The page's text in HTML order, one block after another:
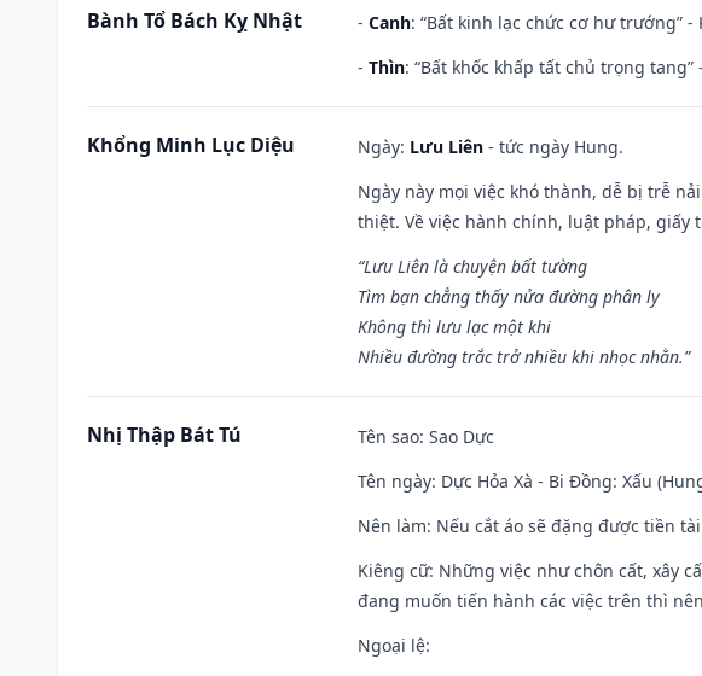
Bành Tổ Bách Kỵ Nhật - Canh: “Bất kinh lạc chức cơ hư trướng”
- Thìn: “Bất khốc khấp tất chủ trọng
Khổng Minh Lục Diệu Ngày: Lưu Liên - tức ngày Hung.
Ngày này mọi việc khó thành, dễ bị trễ
thiệt. Về việc hành chính, luật pháp, giấy
“Lưu Liên là chuyện bất tường
Tìm bạn chẳng thấy nửa đường phân ly
Không thì lưu lạc một khi
Nhiều đường trắc trở nhiều khi nhọc nhằn.”
Nhị Thập Bát Tú Tên sao: Sao Dực
Tên ngày: Dực Hỏa Xà - Bi Đồng: Xấu
Nên làm: Nếu cắt áo sẽ đặng được tiền
Kiêng cữ: Những việc như chôn cất, xây
đang muốn tiến hành các việc trên thì
Ngoại lệ: